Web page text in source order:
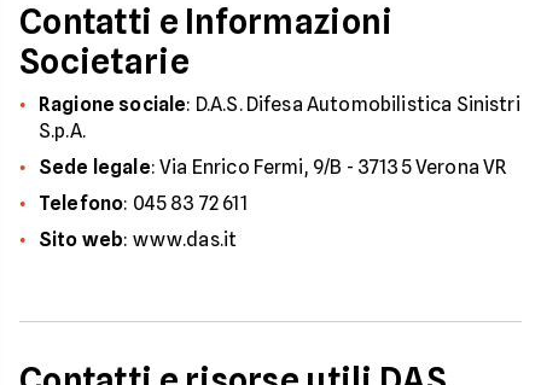
Contatti e Informazioni
Societarie
Ragione sociale: D.A.S. Difesa Automobilistica Sinistri
S.p.A.
Sede legale: Via Enrico Fermi, 9/B - 37135 Verona VR
Telefono: 045 83 72 611
Sito web: www.das.it